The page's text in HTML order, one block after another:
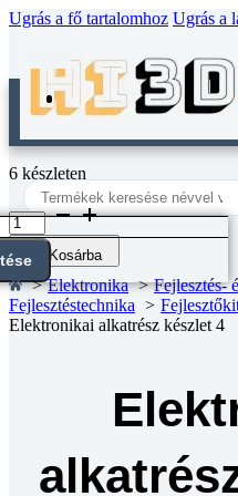
Ugrás a fő tartalomhoz Ugrás a
Search
...
6 készleten
Elektronikai
alkatrész
készlet
4
mennyiség
Kosárba
Elektronika
Fejlesztés-
Fejlesztéstechnika
Elektronikai alkatrész készlet 4